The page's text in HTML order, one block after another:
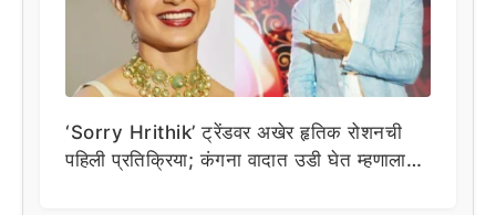
‘Sorry Hrithik’ ट्रेंडवर अखेर हृतिक रोशनची
पहिली प्रतिक्रिया; कंगना वादात उडी घेत म्हणाला…